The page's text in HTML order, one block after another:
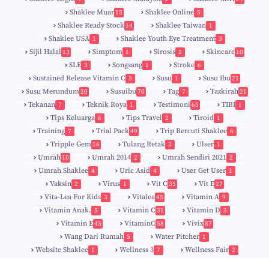
Shaklee Muar 15
8
Shaklee Online 5
Shaklee Ready Stock 14 Shaklee Taiwan 1
Shaklee USA 1 Shaklee Youth Eye Treatment 3
Sijil Halal 13 Simptom 1 Sirosis 2 Skincare 10
SLE 3 Songsang 1 Stroke 6
Sustained Release Vitamin C 3 Susu 1 Susu Ibu21
0
Susu Merundum20
Susuibu70 Tag 7 Tazkirah21
7
Tekanan 7 Teknik Roya 1 Testimoni 65
5
TIBI 1
Tips Keluarga 6 Tips Travel 2 Tiroid 1
Training 7 Trial Pack49 Trip Bercuti Shaklee 6
Tripple Gem 16 Tulang Retak 3 Ulser 1
Umrah 10 Umrah 2014 2 Umrah Sendiri 2021 2
Umrah Shaklee 4 Uric Asid 4 User Get User 1
Vaksin 2 Virus 1 Vit C 35 Vit E27
Vita-Lea For Kids 3 Vitalea45 Vitamin A 9
Vitamin Anak. 5 Vitamin C 31 Vitamin D 3
Vitamin E45 VitaminC 58 Vivix87
Wang Dari Rumah 5 Water Pitcher 1
Website Shaklee 1 Wellness 3 7 Wellness Fair 2